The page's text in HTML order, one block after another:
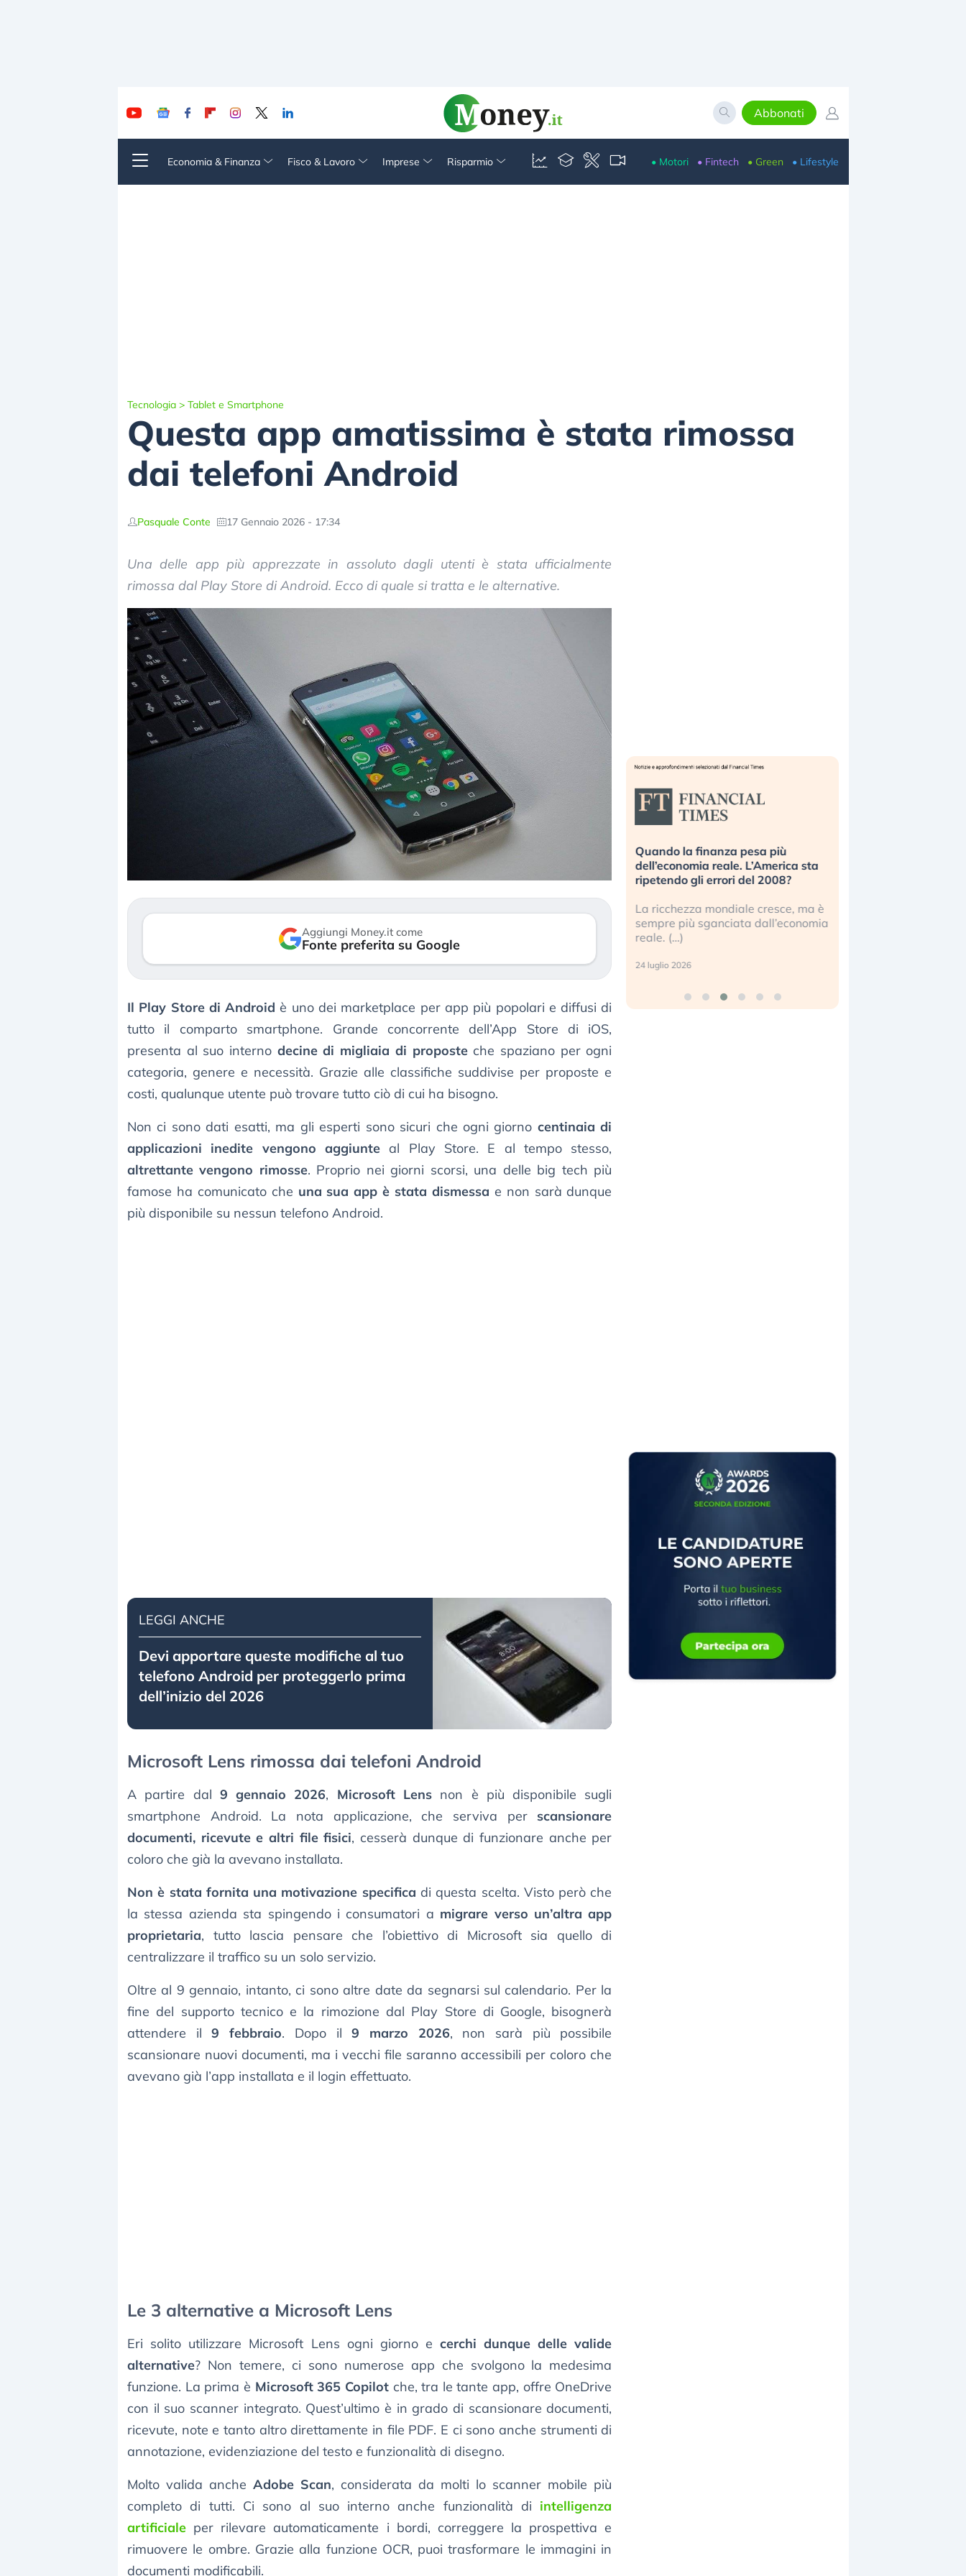
Abbonati
Economia & Finanza Fisco & Lavoro Imprese Risparmio • Motori • Fintech • Green • Lifestyle
Tecnologia > Tablet e Smartphone
Questa app amatissima è stata rimossa
dai telefoni Android
Pasquale Conte 17 Gennaio 2026 - 17:34
Una delle app più apprezzate in assoluto dagli utenti è stata ufficialmente
rimossa dal Play Store di Android. Ecco di quale si tratta e le alternative.
Aggiungi Money.it come
Fonte preferita su Google
Il Play Store di Android è uno dei marketplace per app più popolari e diffusi di
tutto il comparto smartphone. Grande concorrente dell’App Store di iOS,
presenta al suo interno decine di migliaia di proposteche spaziano per ogni
categoria, genere e necessità. Grazie alle classifiche suddivise per proposte e
costi, qualunque utente può trovare tutto ciò di cui ha bisogno.
Non ci sono dati esatti, ma gli esperti sono sicuri che ogni giorno centinaia di
applicazioni inedite vengono aggiunte al Play Store. E al tempo stesso,
altrettante vengono rimosse. Proprio nei giorni scorsi, una delle big tech più
famose ha comunicato che una sua app è stata dismessa e non sarà dunque
più disponibile su nessun telefono Android.
LEGGI ANCHE
Devi apportare queste modifiche al tuo
telefono Android per proteggerlo prima
dell’inizio del 2026
Microsoft Lens rimossa dai telefoni Android
A partire dal 9 gennaio 2026, Microsoft Lensnon è più disponibile sugli
smartphone Android. La nota applicazione, che serviva per scansionare
documenti, ricevute e altri file fisici, cesserà dunque di funzionare anche per
coloro che già la avevano installata.
Non è stata fornita una motivazione specifica di questa scelta. Visto però che
la stessa azienda sta spingendo i consumatori a migrare verso un’altra app
proprietaria, tutto lascia pensare che l’obiettivo di Microsoft sia quello di
centralizzare il traffico su un solo servizio.
Oltre al 9 gennaio, intanto, ci sono altre date da segnarsi sul calendario. Per la
fine del supporto tecnico e la rimozione dal Play Store di Google, bisognerà
attendere il9 febbraio. Dopo il9 marzo 2026, non sarà più possibile
scansionare nuovi documenti, ma i vecchi file saranno accessibili per coloro che
avevano già l’app installata e il login effettuato.
Le 3 alternative a Microsoft Lens
Eri solito utilizzare Microsoft Lens ogni giorno e cerchi dunque delle valide
alternative? Non temere, ci sono numerose app che svolgono la medesima
funzione. La prima è Microsoft 365 Copilotche, tra le tante app, offre OneDrive
con il suo scanner integrato. Quest’ultimo è in grado di scansionare documenti,
ricevute, note e tanto altro direttamente in file PDF. E ci sono anche strumenti di
annotazione, evidenziazione del testo e funzionalità di disegno.
Molto valida ancheAdobe Scan, considerata da molti lo scanner mobile più
completo di tutti. Ci sono al suo interno anche funzionalità di intelligenza
artificiale per rilevare automaticamente i bordi, correggere la prospettiva e
rimuovere le ombre. Grazie alla funzione OCR, puoi trasformare le immagini in
documenti modificabili.
Dalle valutazioni estreme alla
correzione. Cosa sta guidando il
repricing degli asset?
3 agosto 2026
«La mia vita è rovinata». Investitori
in preda al panico dopo lo scoppio
della bolla AI
Kospi, mentre gli investitori retail (…)
30 luglio 2026
Quando la finanza pesa più
dell’economia reale. L’America sta
ripetendo gli errori del 2008?
La ricchezza mondiale cresce, ma è
sempre più sganciata dall’economia
reale. (…)
24 luglio 2026